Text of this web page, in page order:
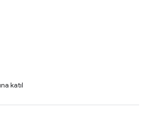
katıl